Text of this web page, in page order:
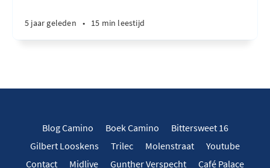
5 jaar geleden • 15 min leestijd
Blog Camino Boek Camino
Bittersweet 16
Gilbert Looskens
Trilec Molenstraat
Youtube
Contact
Midlive Gunther Verspecht Café Palace